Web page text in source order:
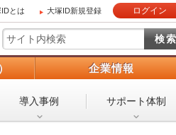
とは 大塚ID新規登録 ログイン
企業情報
導入事例 サポート体制